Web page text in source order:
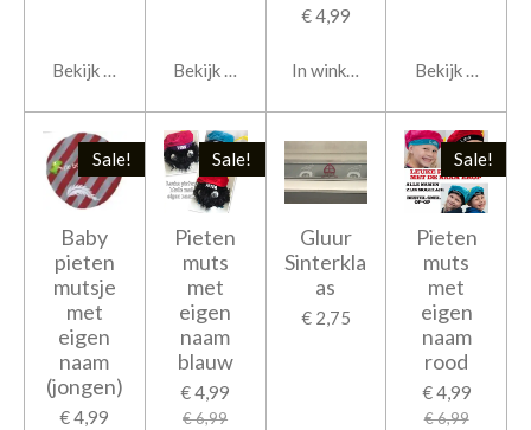
Bekijk details Bekijk details
€ 4,99
In winkelwagen Bekijk details
Sale!
Baby
pieten
mutsje
met
eigen
naam
(jongen)
€ 4,99
Sale!
Pieten
muts
met
eigen
naam
blauw
€ 4,99
€ 6,99
Gluur
Sinterkla
as
€ 2,75
Sale!
Pieten
muts
met
eigen
naam
rood
€ 4,99
€ 6,99